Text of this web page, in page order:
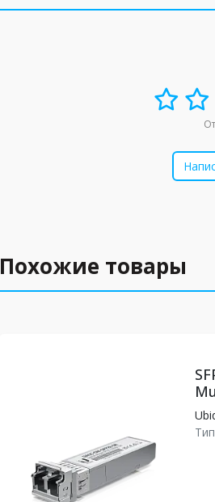
Похожие товары